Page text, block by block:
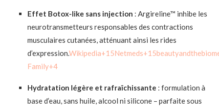
Effet Botox-like sans injection : Argireline™ inhibe les
neurotransmetteurs responsables des contractions
musculaires cutanées, atténuant ainsi les rides
d’expression.Wikipedia+15Netmeds+15
Family+4
Hydratation légère et rafraîchissante : formulation à
base d’eau, sans huile, alcool ni silicone – parfaite sous